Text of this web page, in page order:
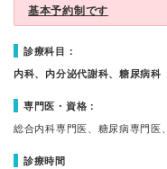
基本予約制です
診療科目：
内科、内分泌代謝科、糖尿病科
専門医・資格：
総合内科専門医、糖尿病専門医
診療時間